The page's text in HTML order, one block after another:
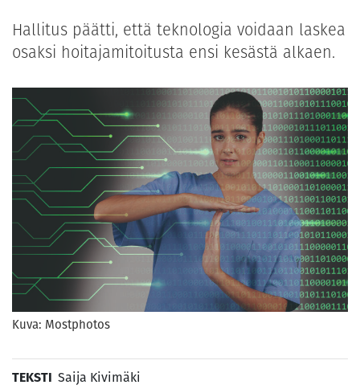
Hallitus päätti, että teknologia voidaan laskea
osaksi hoitajamitoitusta ensi kesästä alkaen.
Kuva: Mostphotos
TEKSTI Saija Kivimäki